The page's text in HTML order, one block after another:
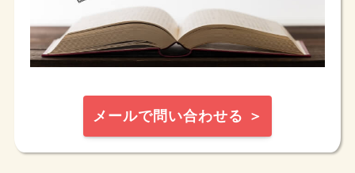
メールで問い合わせる ＞